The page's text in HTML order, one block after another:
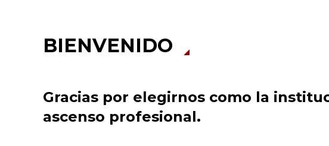
BIENVENIDO
Gracias por elegirnos como la
ascenso profesional.